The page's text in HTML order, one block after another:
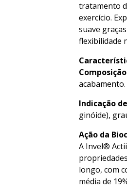
tratamento
exercício.
suave
flexibilidade
acabamento.
Indicação
ginóide),
Ação da
A Invel®
longo, com
média de